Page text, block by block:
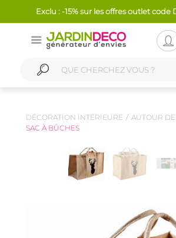
Exclu : -15% sur les offres outlet code
DÉCORATION INTÉRIEURE
AUTOUR
SAC À BÛCHES